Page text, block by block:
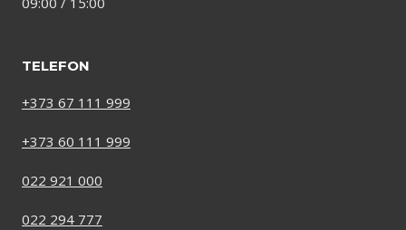
TELEFON
+373 67 111 999
+373 60 111 999
022 921 000
022 294 777